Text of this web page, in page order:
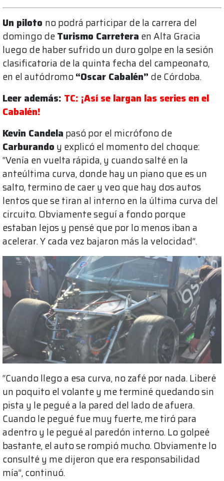
Un piloto no podrá participar de la carrera del
domingo deTurismo Carretera en Alta Gracia
luego de haber sufrido un duro golpe en la sesión
clasificatoria de la quinta fecha del campeonato,
en el autódromo“Oscar Cabalén” de Córdoba.
Leer además: TC: ¡Así se largan las series en el
Cabalén!
Kevin Candela pasó por el micrófono de
Carburando y explicó el momento del choque:
“Venía en vuelta rápida, y cuando salté en la
anteúltima curva, donde hay un piano que es un
salto, termino de caer y veo que hay dos autos
lentos que se tiran al interno en la última curva del
circuito. Obviamente seguí a fondo porque
estaban lejos y pensé que por lo menos iban a
acelerar. Y cada vez bajaron más la velocidad”.
“Cuando llego a esa curva, no zafé por nada. Liberé
un poquito el volante y me terminé quedando sin
pista y le pegué a la pared del lado de afuera.
Cuando le pegué fue muy fuerte, me tiró para
adentro y le pegué al paredón interno. Lo golpeé
bastante, el auto se rompió mucho. Obviamente lo
consulté y me dijeron que era responsabilidad
mía”, continuó.